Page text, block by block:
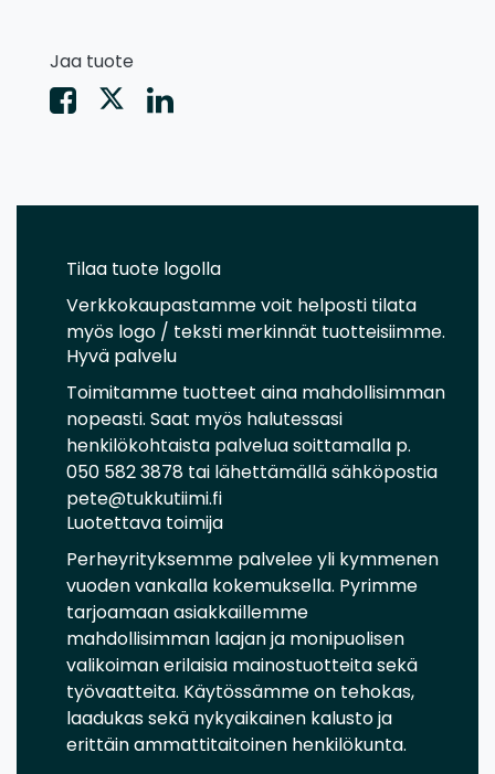
Jaa tuote
Tilaa tuote logolla
Verkkokaupastamme voit helposti tilata
myös logo / teksti merkinnät tuotteisiimme.
Hyvä palvelu
Toimitamme tuotteet aina mahdollisimman
nopeasti. Saat myös halutessasi
henkilökohtaista palvelua soittamalla p.
050 582 3878 tai lähettämällä sähköpostia
pete@tukkutiimi.fi
Luotettava toimija
Perheyrityksemme palvelee yli kymmenen
vuoden vankalla kokemuksella. Pyrimme
tarjoamaan asiakkaillemme
mahdollisimman laajan ja monipuolisen
valikoiman erilaisia mainostuotteita sekä
työvaatteita. Käytössämme on tehokas,
laadukas sekä nykyaikainen kalusto ja
erittäin ammattitaitoinen henkilökunta.